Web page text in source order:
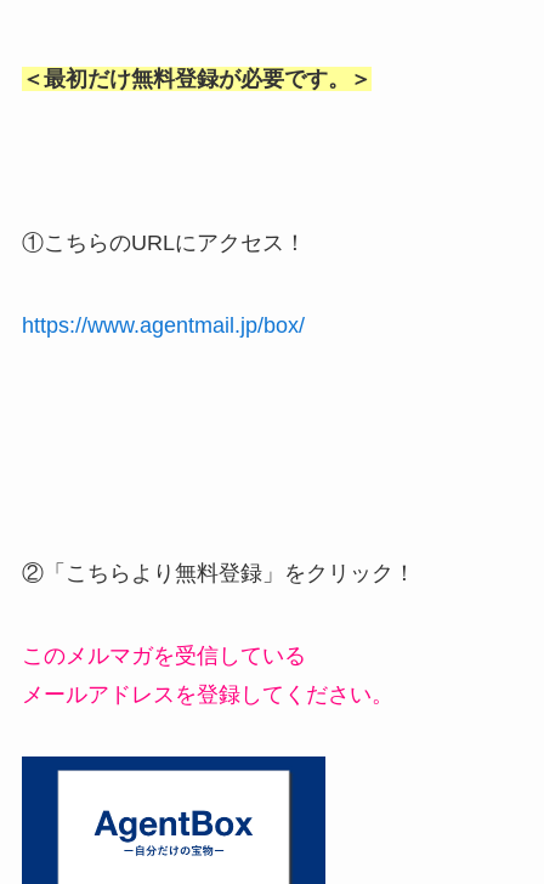
＜最初だけ無料登録が必要です。＞
①こちらのURLにアクセス！
https://www.agentmail.jp/box/
②「こちらより無料登録」をクリック！
このメルマガを受信している
メールアドレスを登録してください。